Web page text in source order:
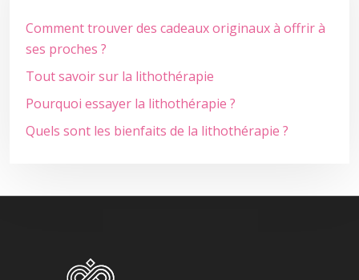
Comment trouver des cadeaux originaux à offrir à
ses proches ?
Tout savoir sur la lithothérapie
Pourquoi essayer la lithothérapie ?
Quels sont les bienfaits de la lithothérapie ?